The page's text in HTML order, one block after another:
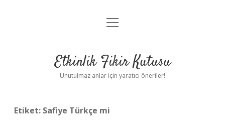
Anasayfa
Yasal Uyarı
menüyü
Etkinlik Fikir Kutusu
Unutulmaz anlar için yaratıcı öneriler!
Etiket: Safiye Türkçe mi